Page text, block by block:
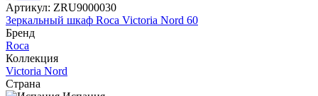
Артикул: ZRU9000030
Зеркальный шкаф Roca Victoria Nord 60
Бренд
Roca
Коллекция
Victoria Nord
Страна